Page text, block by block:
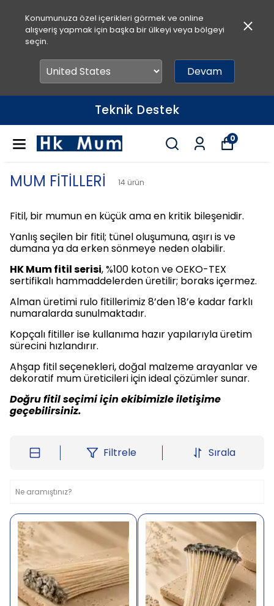
Konumunuza özel içerikleri görmek ve online
alışveriş yapmak için başka bir ülkeyi veya bölgeyi
seçin.
Devam
Teknik Destek
0
MUM FİTİLLERİ 14 ürün
Fitil, bir mumun en küçük ama en kritik bileşenidir.
Yanlış seçilen bir fitil; tünel oluşumuna, aşırı is ve
dumana ya da erken sönmeye neden olabilir.
HK Mum fitil serisi, %100 koton ve OEKO-TEX
sertifikalı hammaddelerden üretilir; boraks içermez.
Alman üretimi rulo fitillerimiz 8’den 18’e kadar farklı
numaralarda sunulmaktadır.
Kopçalı fitiller ise kullanıma hazır yapılarıyla üretim
sürecini hızlandırır.
Ahşap fitil seçenekleri, doğal malzeme arayanlar ve
dekoratif mum üreticileri için ideal çözümler sunar.
Doğru fitil seçimi için ekibimizle iletişime
geçebilirsiniz.
Filtrele Sırala